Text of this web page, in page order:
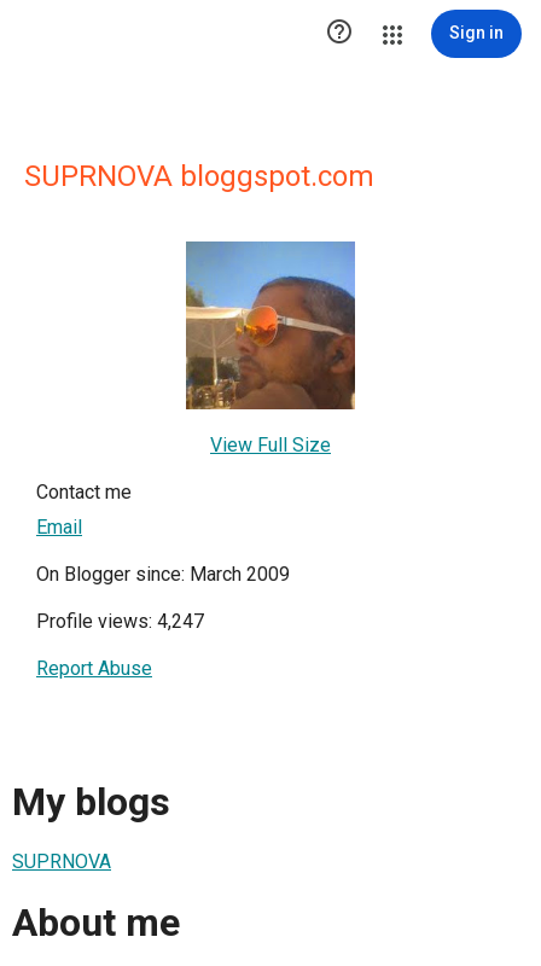
 Sign in
SUPRNOVA bloggspot.com
View Full Size
Contact me
Email
On Blogger since: March 2009
Profile views: 4,247
Report Abuse
My blogs
SUPRNOVA
About me